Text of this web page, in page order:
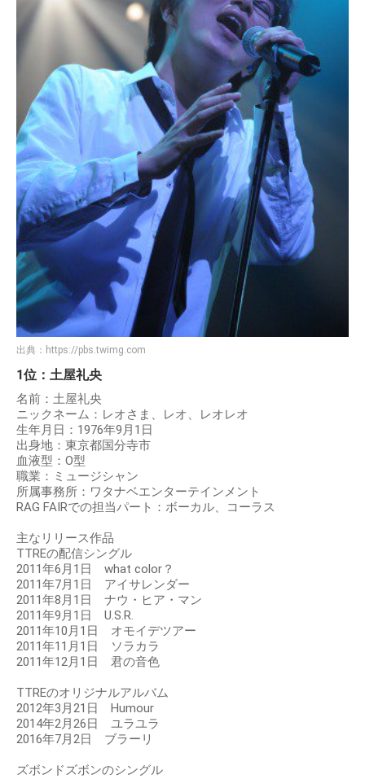
出典： https://pbs.twimg.com
1位：土屋礼央
名前：土屋礼央
ニックネーム：レオさま、レオ、レオレオ
生年月日：1976年9月1日
出身地：東京都国分寺市
血液型：O型
職業：ミュージシャン
所属事務所：ワタナベエンターテインメント
RAG FAIRでの担当パート：ボーカル、コーラス
主なリリース作品
TTREの配信シングル
2011年6月1日 what color？
2011年7月1日 アイサレンダー
2011年8月1日 ナウ・ヒア・マン
2011年9月1日 U.S.R.
2011年10月1日 オモイデツアー
2011年11月1日 ソラカラ
2011年12月1日 君の音色
TTREのオリジナルアルバム
2012年3月21日 Humour
2014年2月26日 ユラユラ
2016年7月2日 ブラーリ
ズボンドズボンのシングル